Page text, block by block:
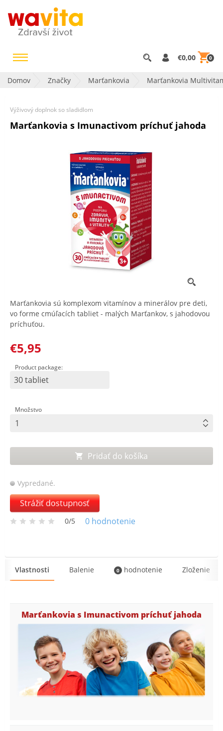
€0,00 0
Domov Značky Marťankovia Marťankovia
Výživový doplnok so sladidlom
Marťankovia s Imunactivom príchuť jahoda
Marťankovia sú komplexom vitamínov a minerálov pre deti,
vo forme cmúľacích tabliet - malých Marťankov, s jahodovou
príchuťou.
€5,95
Product package:
30 tabliet
Množstvo
Pridať do košíka
Vypredané.
Strážiť dostupnosť
0/5 0 hodnotenie
Vlastnosti Balenie 0 hodnotenie Zloženie
Marťankovia s Imunactivom príchuť jahoda